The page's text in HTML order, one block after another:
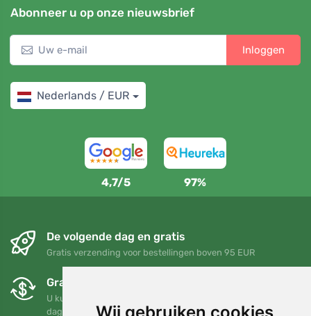
Abonneer u op onze nieuwsbrief
Inloggen
Nederlands / EUR
4,7/5 97%
De volgende dag en gratis
Gratis verzending voor bestellingen boven 95 EUR
Gratis ruilen en retourneren
U kunt uw bestelling op elk gewenst moment binnen 90
dagen retourneren of ruilen